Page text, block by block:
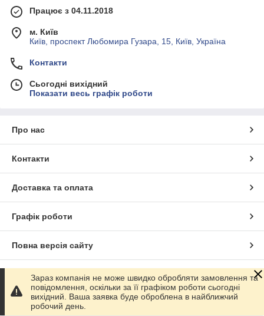
Працює з 04.11.2018
м. Київ
Київ, проспект Любомира Гузара, 15, Київ, Україна
Контакти
Сьогодні вихідний
Показати весь графік роботи
Про нас
Контакти
Доставка та оплата
Графік роботи
Повна версія сайту
Сайт створено на маркетплейсі Prom.ua
Політика конфіденційності
Зараз компанія не може швидко обробляти замовлення та
повідомлення, оскільки за її графіком роботи сьогодні
вихідний. Ваша заявка буде оброблена в найближчий
робочий день.